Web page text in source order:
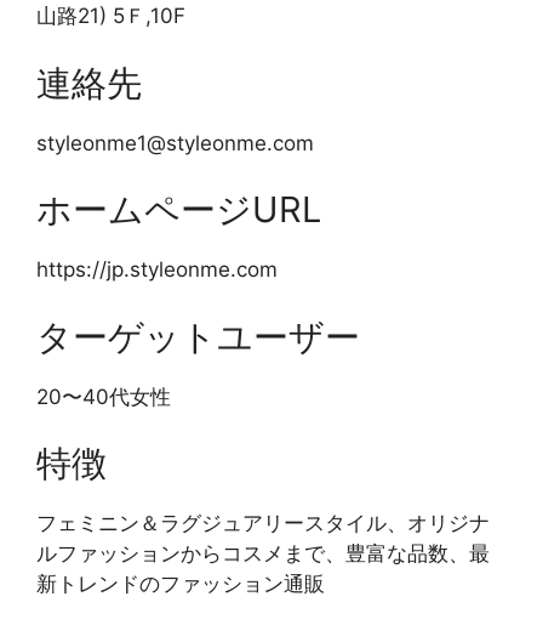
山路21) 5Ｆ,10F
連絡先
styleonme1@styleonme.com
ホームページURL
https://jp.styleonme.com
ターゲットユーザー
20〜40代女性
特徴
フェミニン＆ラグジュアリースタイル、オリジナ
ルファッションからコスメまで、豊富な品数、最
新トレンドのファッション通販